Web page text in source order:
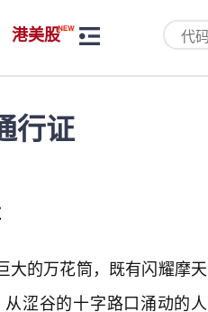
港美股
行证
大的万花筒，既有闪耀摩天
涩谷的十字路口涌动的人